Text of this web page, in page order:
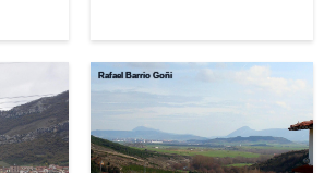
Rafael Barrio Goñi